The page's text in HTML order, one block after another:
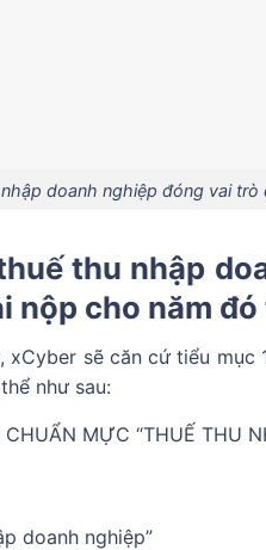
doanh nghiệp đóng vai
thu nhập
nộp cho năm
sẽ căn cứ tiểu
như sau:
MỰC “THUẾ THU
doanh nghiệp”